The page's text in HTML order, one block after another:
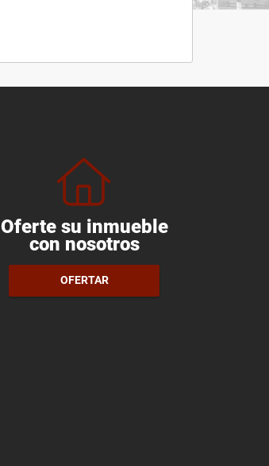
Oferte su inmueble
con nosotros
OFERTAR